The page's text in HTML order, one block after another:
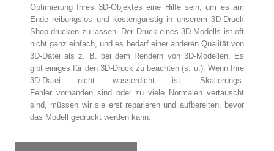
Optimierung Ihres 3D-Objektes eine Hilfe sein, um es am
Ende reibungslos und kostengünstig in unserem 3D-Druck
Shop drucken zu lassen. Der Druck eines 3D-Modells ist oft
nicht ganz einfach, und es bedarf einer anderen Qualität von
3D-Datei als z. B. bei dem Rendern von 3D-Modellen. Es
gibt einiges für den 3D-Druck zu beachten (s. u.). Wenn Ihre
3D-Datei nicht wasserdicht ist, Skalierungs-
Fehler vorhanden sind oder zu viele Normalen vertauscht
sind, müssen wir sie erst reparieren und aufbereiten, bevor
das Modell gedruckt werden kann.